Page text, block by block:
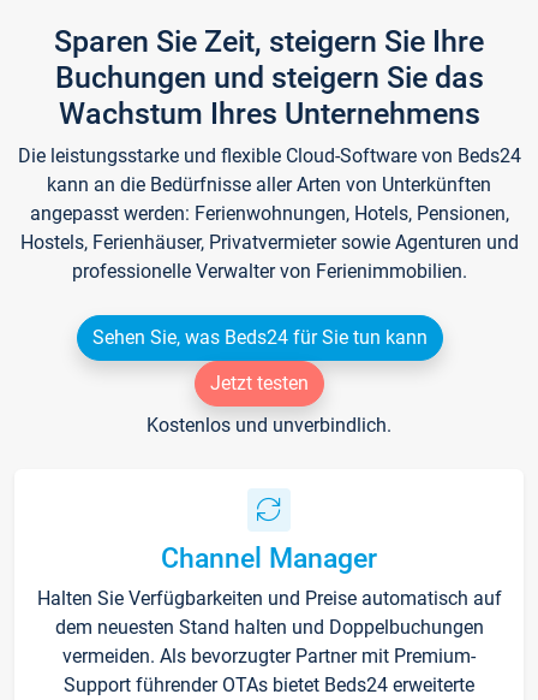
Sparen Sie Zeit, steigern Sie Ihre
Buchungen und steigern Sie das
Wachstum Ihres Unternehmens
Die leistungsstarke und flexible Cloud-Software von Beds24
kann an die Bedürfnisse aller Arten von Unterkünften
angepasst werden: Ferienwohnungen, Hotels, Pensionen,
Hostels, Ferienhäuser, Privatvermieter sowie Agenturen und
professionelle Verwalter von Ferienimmobilien.
Sehen Sie, was Beds24 für Sie tun kann
Jetzt testen
Kostenlos und unverbindlich.
Channel Manager
Halten Sie Verfügbarkeiten und Preise automatisch auf
dem neuesten Stand halten und Doppelbuchungen
vermeiden. Als bevorzugter Partner mit Premium-
Support führender OTAs bietet Beds24 erweiterte